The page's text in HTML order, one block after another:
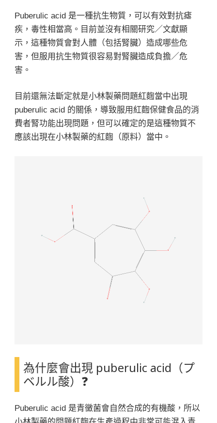
Puberulic acid 是一種抗生物質，可以有效對抗瘧
疾，毒性相當高。目前並沒有相關研究／文獻顯
示，這種物質會對人體（包括腎臟）造成哪些危
害，但服用抗生物質很容易對腎臟造成負擔／危
害。
目前還無法斷定就是小林製藥問題紅麴當中出現
puberulic acid 的關係，導致服用紅麴保健食品的消
費者腎功能出現問題，但可以確定的是這種物質不
應該出現在小林製藥的紅麴（原料）當中。
為什麼會出現 puberulic acid（プ
ベルル酸）❓
Puberulic acid 是青黴菌會自然合成的有機酸，所以